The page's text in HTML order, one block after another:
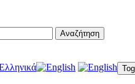
Αναζήτηση